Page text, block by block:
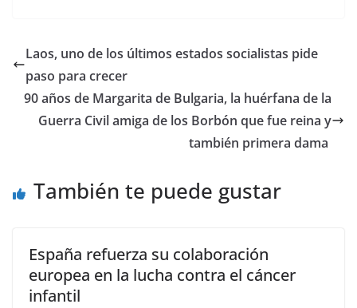
Laos, uno de los últimos estados socialistas pide
paso para crecer
​90 años de Margarita de Bulgaria, la huérfana de la
Guerra Civil amiga de los Borbón que fue reina y
también primera dama
También te puede gustar
España refuerza su colaboración
europea en la lucha contra el cáncer
infantil